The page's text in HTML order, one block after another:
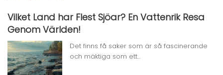
Vilket Land har Flest Sjöar? En Vattenrik Resa
Genom Världen!
Det finns få saker som är så fascinerande
och mäktiga som ett…